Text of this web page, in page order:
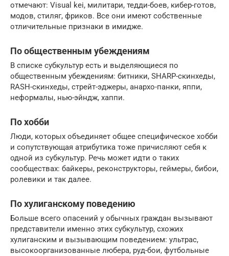
отмечают: Visual kei, милитари, тедди-боев, кибер-готов,
модов, стиляг, фриков. Все они имеют собственные
отличительные признаки в имидже.
По общественным убеждениям
В списке субкультур есть и выделяющиеся по
общественным убеждениям: битники, SHARP-скинхеды,
RASH-скинхеды, стрейт-эджеры, анархо-панки, яппи,
неформалы, нью-эйндж, хаппи.
По хобби
Люди, которых объединяет общее специфическое хобби
и сопутствующая атрибутика тоже причисляют себя к
одной из субкультур. Речь может идти о таких
сообществах: байкеры, реконструкторы, геймеры, бибои,
ролевики и так далее.
По хулиганскому поведению
Больше всего опасений у обычных граждан вызывают
представители именно этих субкультур, схожих
хулиганским и вызывающим поведением: ультрас,
высокоорганизованные любера, руд-бои, футбольные